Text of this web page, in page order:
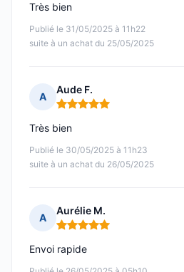
Publié le 31/05/2025 à 11h22
suite à un achat du 25/05/2025
Très bien
A
Aude F.
Note : 5 sur 5
Publié le 30/05/2025 à 11h23
suite à un achat du 26/05/2025
Très bien
A
Aurélie M.
Note : 5 sur 5
Envoi rapide